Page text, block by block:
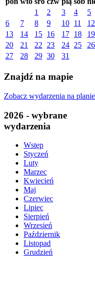
1
2 3 4
5
6
7 8 9 10 11
12
13
14 15 16 17 18
19
20
21 22 23 24 25
26
27
28 29 30 31
Znajdź na mapie
Zobacz wydarzenia na planie
2026 - wybrane
wydarzenia
Wstęp
Styczeń
Luty
Marzec
Kwiecień
Maj
Czerwiec
Lipiec
Sierpień
Wrzesień
Październik
Listopad
Grudzień